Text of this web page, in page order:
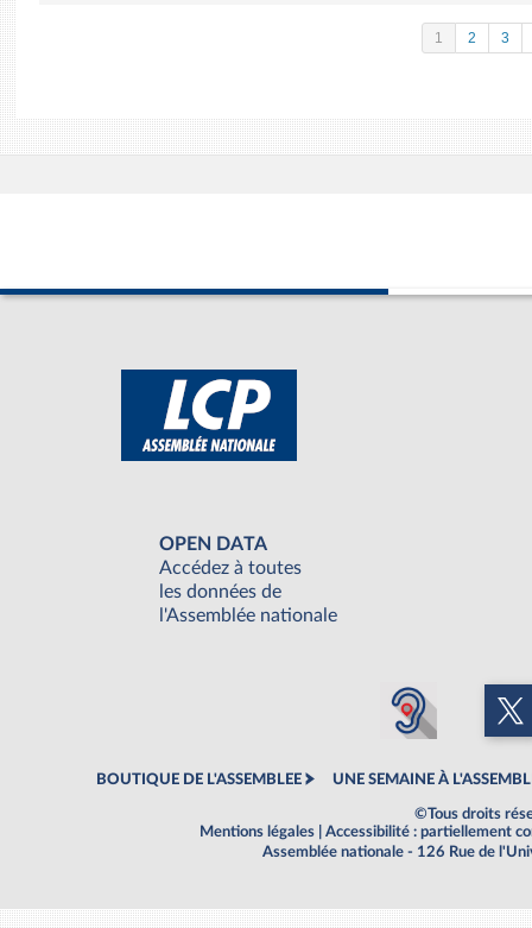
1 2 3
OPEN DATA
Accédez à toutes
les données de
l'Assemblée nationale
BOUTIQUE DE L'ASSEMBLEE UNE SEMAINE À
©Tous droits
Mentions légales
Accessibilité : partiellement
Assemblée nationale - 126 Rue de